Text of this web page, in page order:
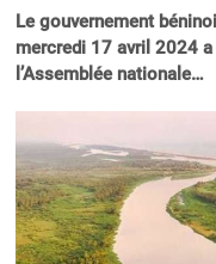
Le gouvernement
mercredi 17 avril 2024
l’Assemblée nationale…